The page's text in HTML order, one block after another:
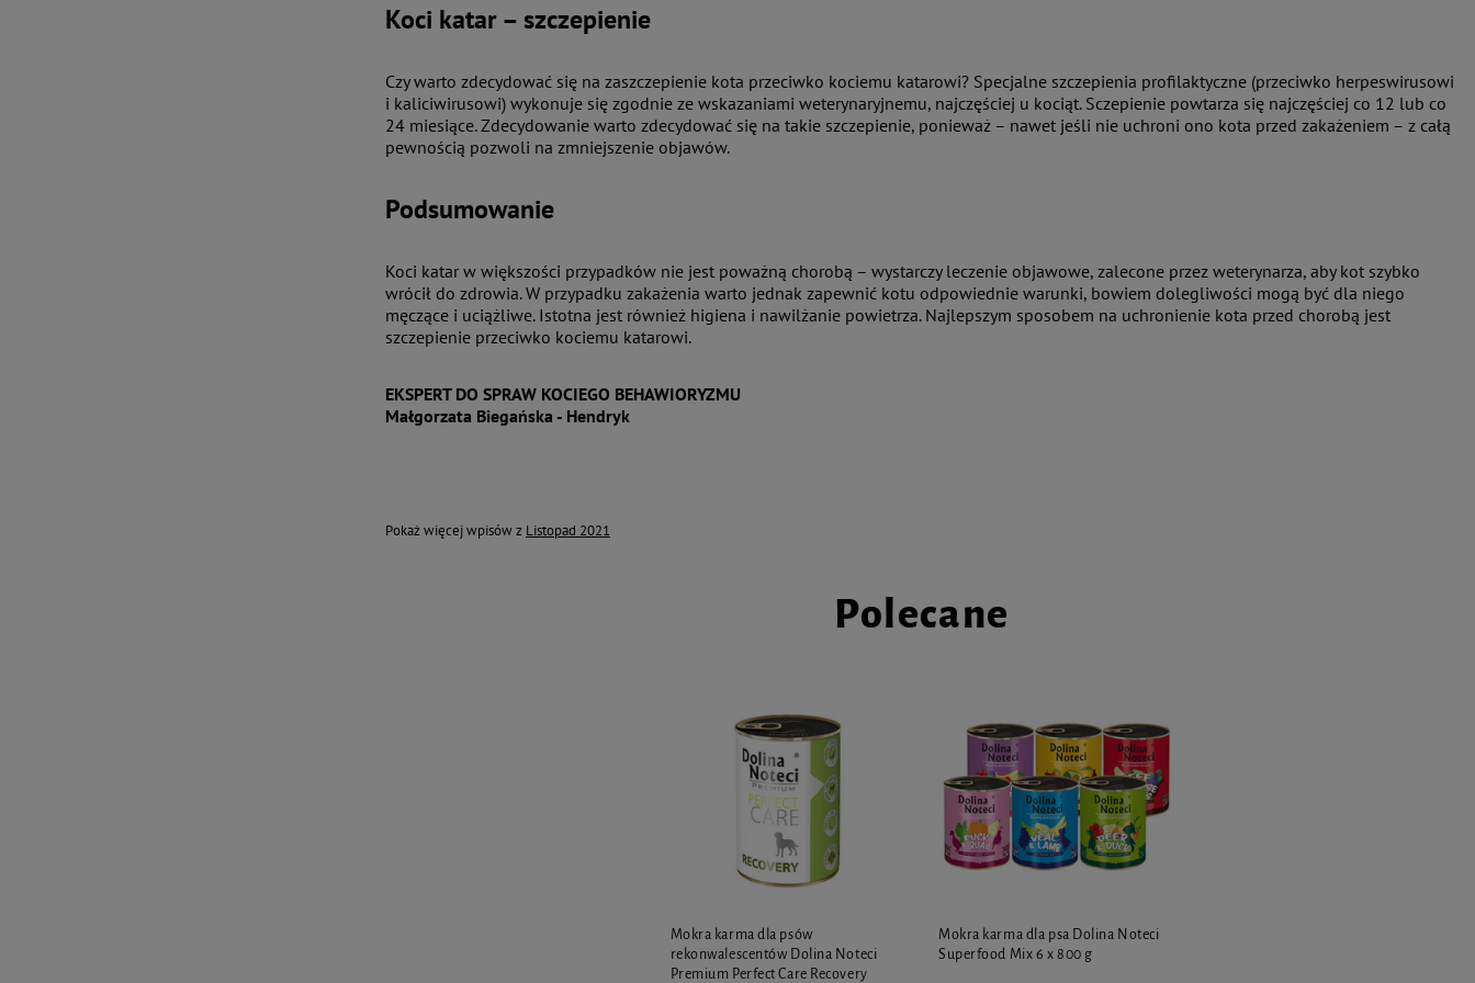
Koci katar – szczepienie
Czy warto zdecydować się na zaszczepienie kota przeciwko kociemu katarowi? Specjalne szczepienia profilaktyczne (przeciwko herpeswirusowi
i kaliciwirusowi) wykonuje się zgodnie ze wskazaniami weterynaryjnemu, najczęściej u kociąt. Sczepienie powtarza się najczęściej co 12 lub co
24 miesiące. Zdecydowanie warto zdecydować się na takie szczepienie, ponieważ – nawet jeśli nie uchroni ono kota przed zakażeniem – z całą
pewnością pozwoli na zmniejszenie objawów.
Podsumowanie
Koci katar w większości przypadków nie jest poważną chorobą – wystarczy leczenie objawowe, zalecone przez weterynarza, aby kot szybko
wrócił do zdrowia. W przypadku zakażenia warto jednak zapewnić kotu odpowiednie warunki, bowiem dolegliwości mogą być dla niego
męczące i uciążliwe. Istotna jest również higiena i nawilżanie powietrza. Najlepszym sposobem na uchronienie kota przed chorobą jest
szczepienie przeciwko kociemu katarowi.
EKSPERT DO SPRAW KOCIEGO BEHAWIORYZMU
Małgorzata Biegańska - Hendryk
Pokaż więcej wpisów z Listopad 2021
Polecane
Mokra karma dla psów
rekonwalescentów Dolina Noteci
Premium Perfect Care Recovery
Mokra karma dla psa Dolina Noteci
Superfood Mix 6 x 800 g